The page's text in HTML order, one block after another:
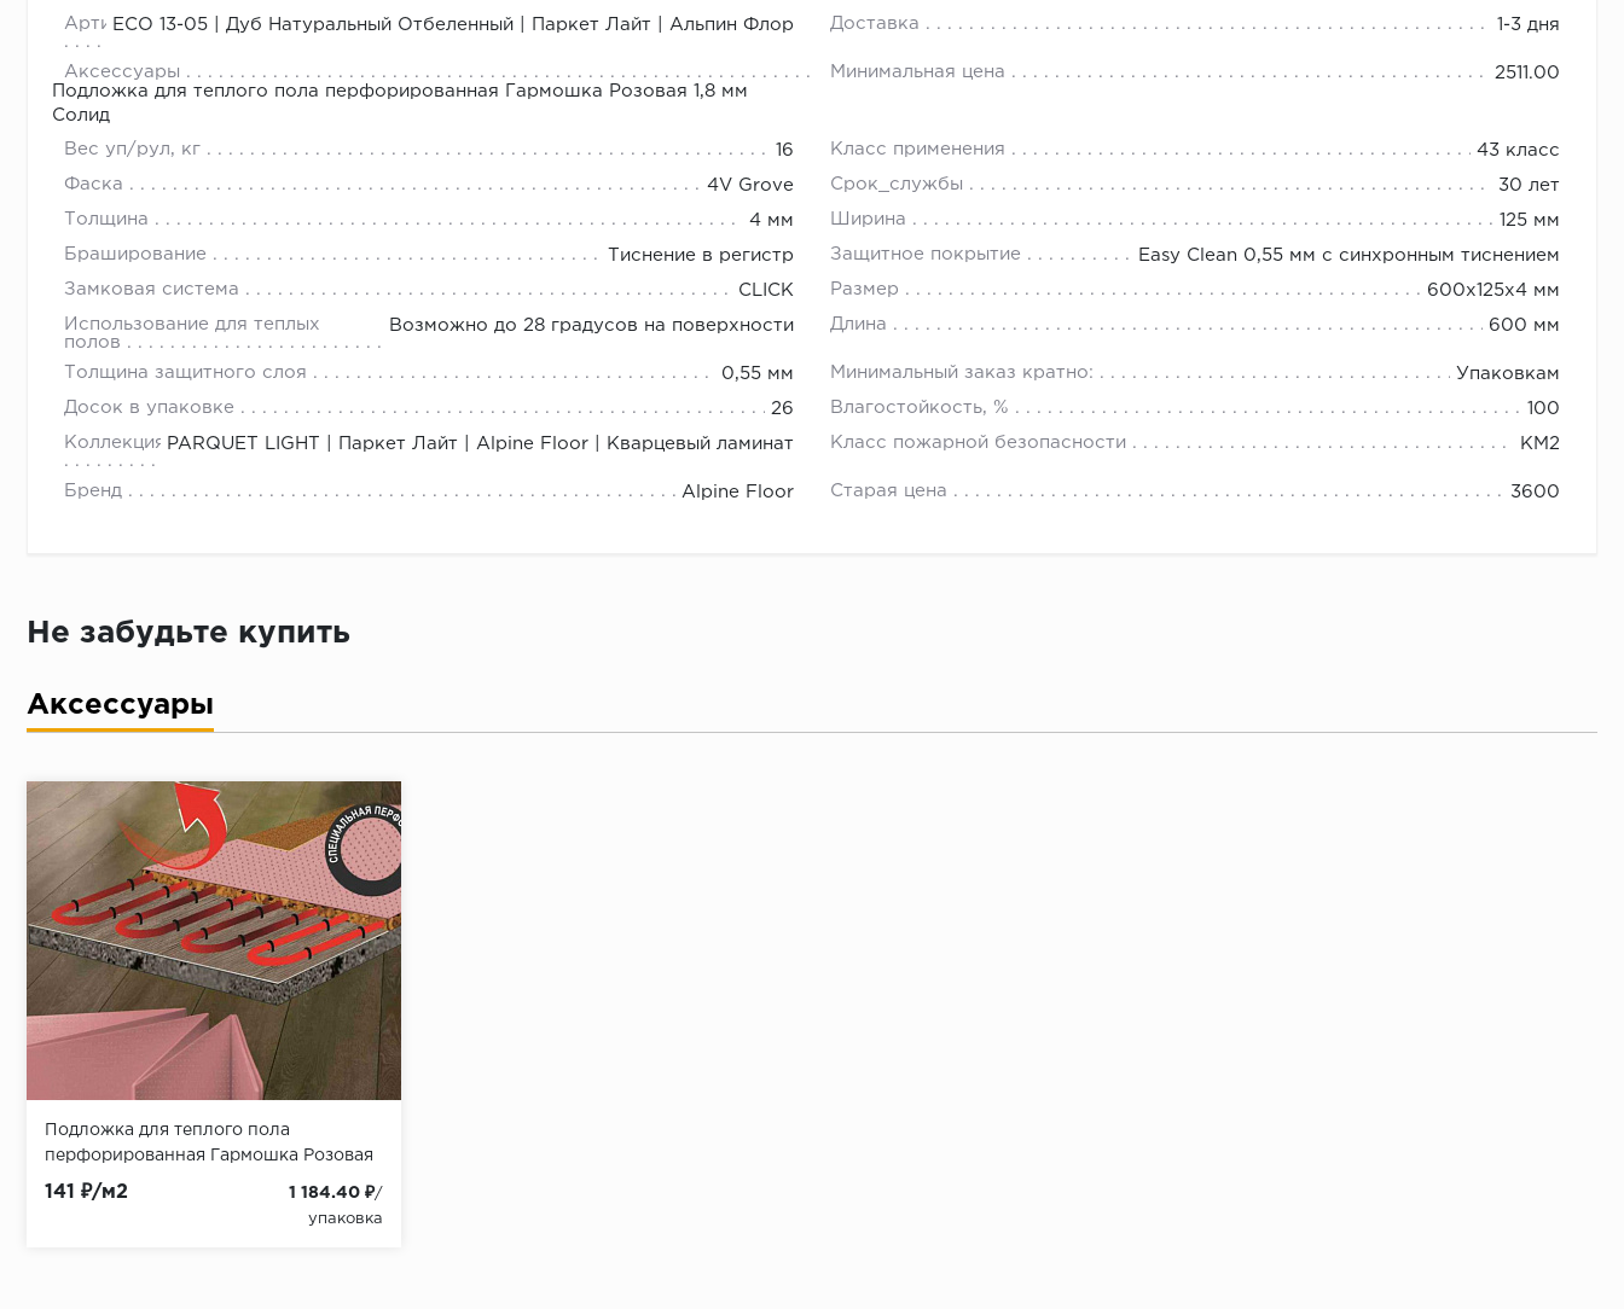
АртикулЕСО 13-05 | Дуб Натуральный Отбеленный | Паркет Лайт | Альпин Флор Доставка 1-3 дня
Аксессуары
Подложка для теплого пола перфорированная Гармошка Розовая 1,8 мм
Солид
Минимальная цена 2511.00
Вес уп/рул, кг 16 Класс применения 43 класс
Фаска 4V Grove Срок_службы 30 лет
Толщина 4 мм Ширина 125 мм
Браширование Тиснение в регистр Защитное покрытие Easy Clean 0,55 мм с синхронным тиснением
Замковая система CLICK Размер 600х125х4 мм
Использование для теплых
полов
Возможно до 28 градусов на поверхности Длина 600 мм
Толщина защитного слоя 0,55 мм Минимальный заказ кратно: Упаковкам
Досок в упаковке 26 Влагостойкость, % 100
Коллекция PARQUET LIGHT | Паркет Лайт | Alpine Floor | Кварцевый ламинат Класс пожарной безопасности КМ2
Бренд Alpine Floor Старая цена 3600
Не забудьте купить
Аксессуары
Подложка для теплого пола
перфорированная Гармошка Розовая
1,8 мм Солид
141 ₽/м2 1 184.40 ₽/
упаковка